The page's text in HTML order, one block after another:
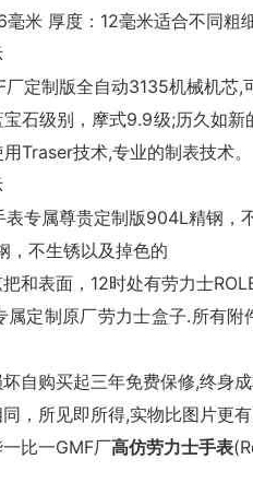
毫米 厚度：12毫米适合不同粗
厂定制版全自动3135机械机芯,
宝石级别，摩式9.9级;历久如
Traser技术,专业的制表技术。
表专属尊贵定制版904L精钢，
，不生锈以及掉色的
把和表面，12时处有劳力士
属定制原厂劳力士盒子.所有
坏自购买起三年免费保修,终身
同，所见即所得,实物比图片更
一比一GMF厂高仿劳力士手表